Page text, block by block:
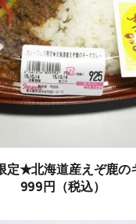
定★北海道産えぞ鹿の
999円（税込）